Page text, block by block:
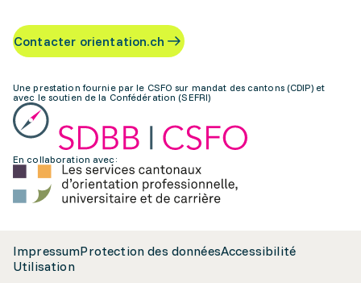
Contacter orientation.ch
Une prestation fournie par le CSFO sur mandat des cantons (CDIP) et
avec le soutien de la Confédération (SEFRI)
En collaboration avec:
ImpressumProtection des donnéesAccessibilité
Utilisation